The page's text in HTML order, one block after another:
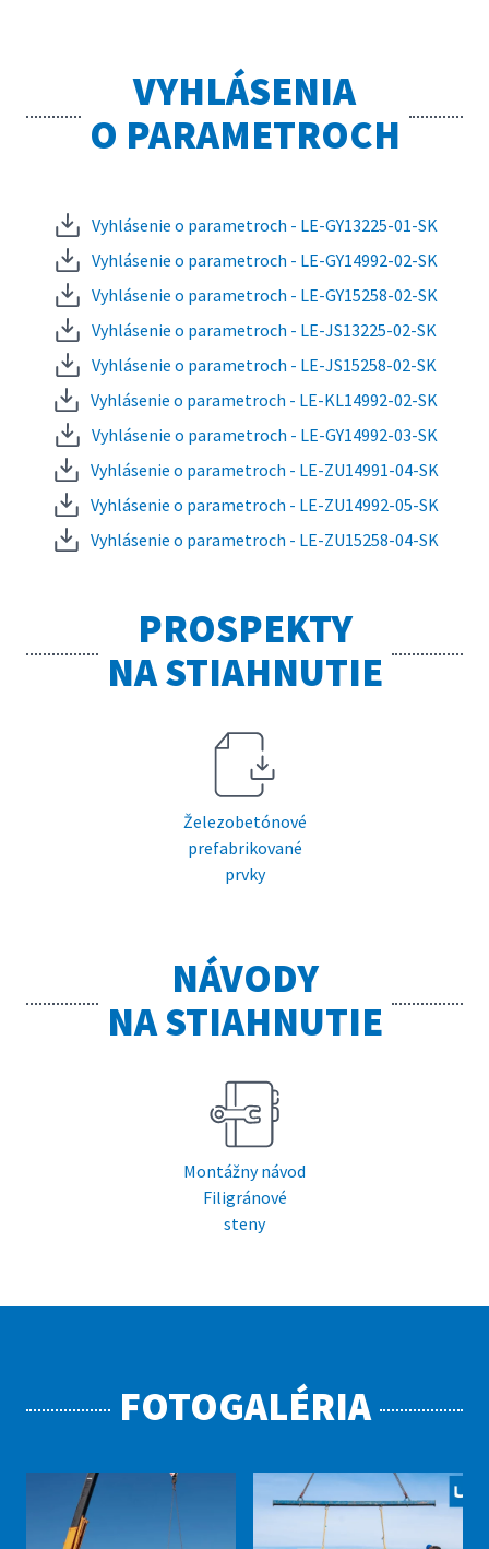
VYHLÁSENIA
O PARAMETROCH
Vyhlásenie o parametroch - LE-GY13225-01-SK
Vyhlásenie o parametroch - LE-GY14992-02-SK
Vyhlásenie o parametroch - LE-GY15258-02-SK
Vyhlásenie o parametroch - LE-JS13225-02-SK
Vyhlásenie o parametroch - LE-JS15258-02-SK
Vyhlásenie o parametroch - LE-KL14992-02-SK
Vyhlásenie o parametroch - LE-GY14992-03-SK
Vyhlásenie o parametroch - LE-ZU14991-04-SK
Vyhlásenie o parametroch - LE-ZU14992-05-SK
Vyhlásenie o parametroch - LE-ZU15258-04-SK
PROSPEKTY
NA STIAHNUTIE
Železobetónové
prefabrikované
prvky
NÁVODY
NA STIAHNUTIE
Montážny návod
Filigránové
steny
FOTOGALÉRIA